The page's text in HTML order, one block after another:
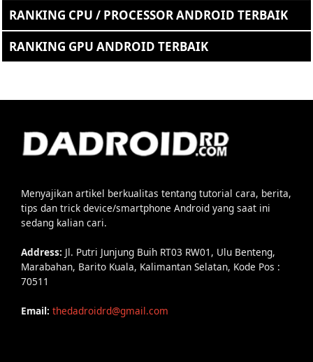
RANKING CPU / PROCESSOR ANDROID TERBAIK
RANKING GPU ANDROID TERBAIK
Menyajikan artikel berkualitas tentang tutorial cara, berita,
tips dan trick device/smartphone Android yang saat ini
sedang kalian cari.
Address: Jl. Putri Junjung Buih RT03 RW01, Ulu Benteng,
Marabahan, Barito Kuala, Kalimantan Selatan, Kode Pos :
70511
Email: thedadroidrd@gmail.com